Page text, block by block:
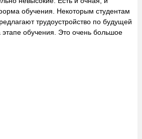
обучения. Некоторым студентам
трудоустройство по будущей
этапе обучения. Это очень большое